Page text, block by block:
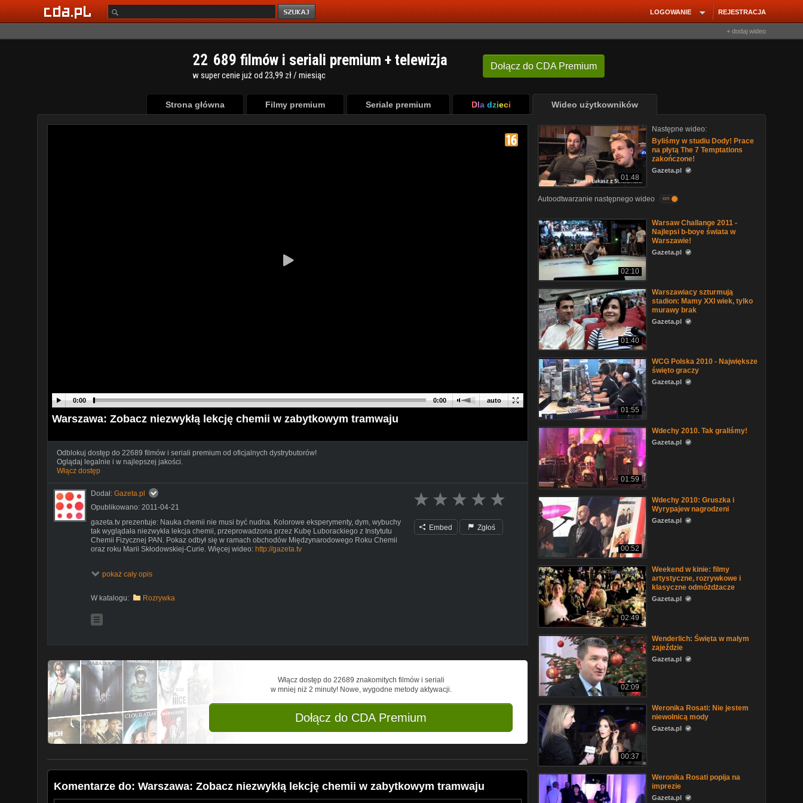
REJESTRACJA
LOGOWANIE
+ dodaj wideo
Dołącz do CDA Premium
22 689 filmów i seriali premium + telewizja
w super cenie już od 23,99 zł / miesiąc
Strona główna Filmy premium Seriale premium Dla dzieci Wideo użytkowników
auto
0:00 0:00
Warszawa: Zobacz niezwykłą lekcję chemii w zabytkowym tramwaju
Odblokuj dostęp do 22689 filmów i seriali premium od oficjalnych dystrybutorów!
Oglądaj legalnie i w najlepszej jakości.
Włącz dostęp
Dodał: Gazeta.pl
Opublikowano: 2011-04-21
gazeta.tv prezentuje: Nauka chemii nie musi być nudna. Kolorowe eksperymenty, dym, wybuchy
tak wyglądała niezwykła lekcja chemii, przeprowadzona przez Kubę Luborackiego z Instytutu
Chemii Fizycznej PAN. Pokaz odbył się w ramach obchodów Międzynarodowego Roku Chemii
oraz roku Marii Skłodowskiej-Curie. Więcej wideo: http://gazeta.tv
pokaż cały opis
W katalogu: Rozrywka
Embed Zgłoś
Włącz dostęp do 22689 znakomitych filmów i seriali
w mniej niż 2 minuty! Nowe, wygodne metody aktywacji.
Dołącz do CDA Premium
Komentarze do: Warszawa: Zobacz niezwykłą lekcję chemii w zabytkowym tramwaju
01:48
Następne wideo:
Byliśmy w studiu Dody! Prace
na płytą The 7 Temptations
zakończone!
Gazeta.pl
Autoodtwarzanie następnego wideo on
02:10
Warsaw Challange 2011 -
Najlepsi b-boye świata w
Warszawie!
Gazeta.pl
01:40
Warszawiacy szturmują
stadion: Mamy XXI wiek, tylko
murawy brak
Gazeta.pl
01:55
WCG Polska 2010 - Największe
święto graczy
Gazeta.pl
01:59
Wdechy 2010. Tak graliśmy!
Gazeta.pl
00:52
Wdechy 2010: Gruszka i
Wyrypajew nagrodzeni
Gazeta.pl
02:49
Weekend w kinie: filmy
artystyczne, rozrywkowe i
klasyczne odmóżdżacze
Gazeta.pl
02:09
Wenderlich: Święta w małym
zajeździe
Gazeta.pl
00:37
Weronika Rosati: Nie jestem
niewolnicą mody
Gazeta.pl
Weronika Rosati popija na
imprezie
Gazeta.pl